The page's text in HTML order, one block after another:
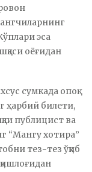
эса
оёғидан
сумкада опоқ
ҳарбий билети,
публицист ва
“Мангу хотира”
тез-тез ўқиб